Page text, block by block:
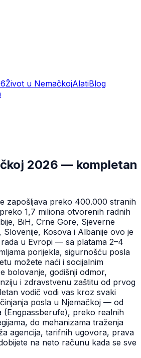
Život u NemačkojAlatiBlog
2026 — kompletan
zapošljava preko 400.000 stranih
1,7 miliona otvorenih radnih
BiH, Crne Gore, Sjeverne
Kosova i Albanije ovo je
u Evropi — sa platama 2–4
porijekla, sigurnošću posla
možete naći i socijalnim
bolovanje, godišnji odmor,
i zdravstvenu zaštitu od prvog
vodič vodi vas kroz svaki
posla u Njemačkoj — od
(Engpassberufe), preko realnih
do mehanizama traženja
agencija, tarifnih ugovora, prava
na neto računu kada se sve